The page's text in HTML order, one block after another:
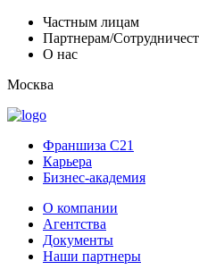
Частным лицам
Партнерам/
О нас
Москва
Франшиза C21
Карьера
Бизнес-академия
О компании
Агентства
Документы
Наши партнеры